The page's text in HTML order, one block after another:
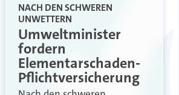
NACH DEN SCHWEREN
UNWETTERN
Umweltminister
fordern
Elementarschaden-
Pflichtversicherung